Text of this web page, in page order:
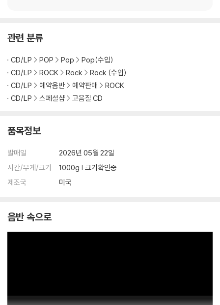
관련 분류
CD/LP POP Pop
Pop(수입)
CD/LP
ROCK Rock
Rock (수입)
CD/LP
예약음반 예약판매
ROCK
CD/LP
스페셜샵 고음질 CD
품목정보
발매일
2026년 05월 22일
시간/무게/크기
1000g | 크기확인중
제조국
미국
음반 속으로